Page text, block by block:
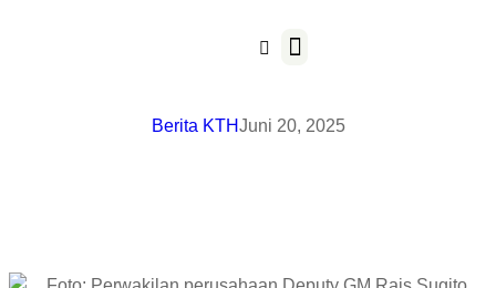
Berita KTHJuni 20, 2025